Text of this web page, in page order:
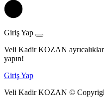
Giriş Yap
Veli Kadir KOZAN
yapın!
Giriş Yap
Veli Kadir KOZAN ©